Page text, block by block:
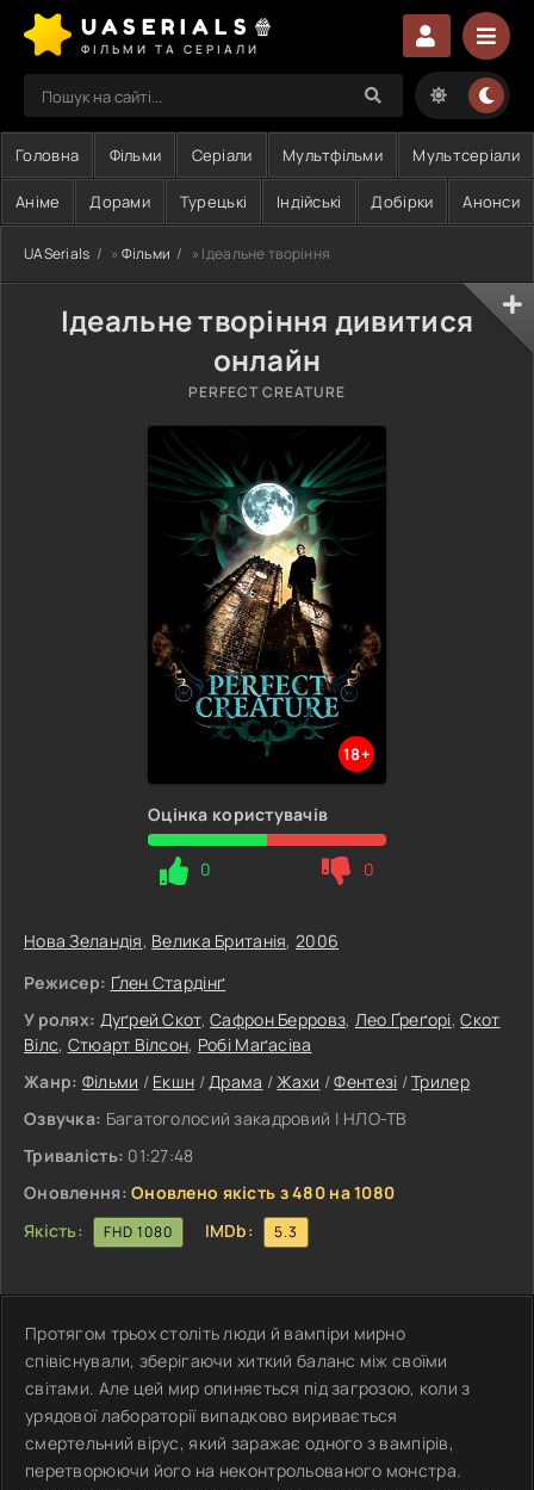
UASERIALS🍿
ФІЛЬМИ ТА СЕРІАЛИ
Головна Фільми Серіали Мультфільми Мультсеріали
Аніме Дорами Турецькі Індійські Добірки Анонси
UASerials » Фільми » Ідеальне творіння
Ідеальне творіння дивитися
онлайн
PERFECT CREATURE
18+
Оцінка користувачів
0 0
Нова Зеландія, Велика Британія, 2006
Режисер: Ґлен Стардінґ
У ролях: Дуґрей Скот,Сафрон Берровз, Лео Ґреґорі,Скот
Вілс, Стюарт Вілсон, Робі Маґасіва
Жанр: Фільми / Екшн /Драма /Жахи /Фентезі /Трилер
Озвучка: Багатоголосий закадровий | НЛО-ТВ
Тривалість: 01:27:48
Оновлення: Оновлено якість з 480 на 1080
Якість:
FHD 1080 IMDb: 5.3
Протягом трьох століть люди й вампіри мирно
співіснували, зберігаючи хиткий баланс між своїми
світами. Але цей мир опиняється під загрозою, коли з
урядової лабораторії випадково виривається
смертельний вірус, який заражає одного з вампірів,
перетворюючи його на неконтрольованого монстра.